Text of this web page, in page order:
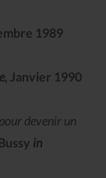
1989
, Janvier 1990
devenir un
in